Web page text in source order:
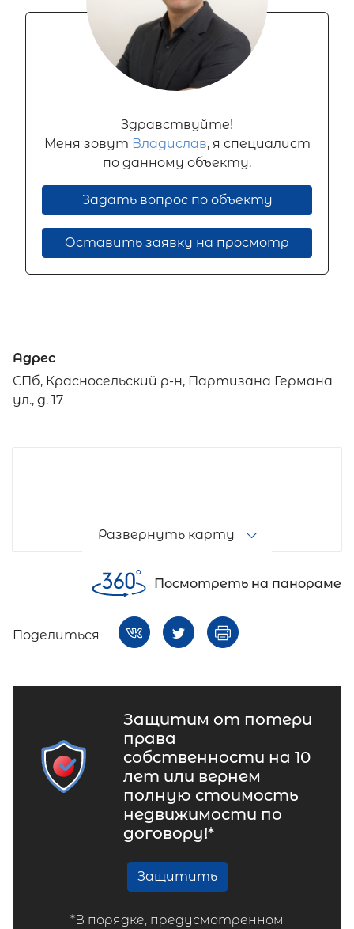
Здравствуйте!
Меня зовут Владислав, я специалист
по данному объекту.
Задать вопрос по объекту
Оставить заявку на просмотр
Адрес
СПб, Красносельский р-н, Партизана Германа
ул., д. 17
Развернуть карту
Посмотреть на панораме
Поделиться
Защитим от потери
права
собственности на 10
лет или вернем
полную стоимость
недвижимости по
договору!*
Защитить
*В порядке, предусмотренном